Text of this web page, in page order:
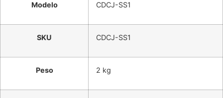
Modelo CDCJ-SS1
SKU CDCJ-SS1
Peso 2 kg